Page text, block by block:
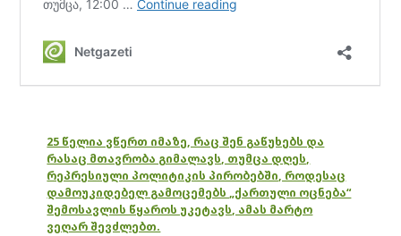
25 წელია ვწერთ იმაზე, რაც შენ გაწუხებს და
რასაც მთავრობა გიმალავს, თუმცა დღეს,
რეპრესიული პოლიტიკის პირობებში, როდესაც
დამოუკიდებელ გამოცემებს „ქართული ოცნება“
შემოსავლის წყაროს უკეტავს, ამას მარტო
ვეღარ შევძლებთ.